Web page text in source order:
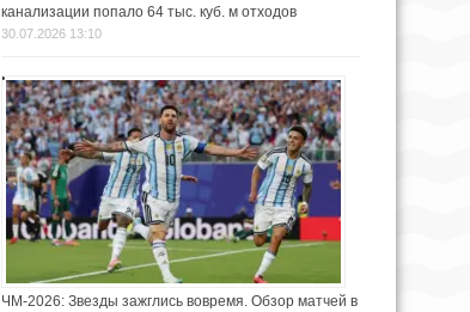
канализации попало 64 тыс. куб. м отходов
30.07.2026 13:10
ЧМ-2026: Звезды зажглись вовремя. Обзор матчей в